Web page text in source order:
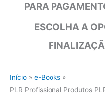
PARA
ESCOLHA A
Início
e-Books
PLR Profissional Produtos